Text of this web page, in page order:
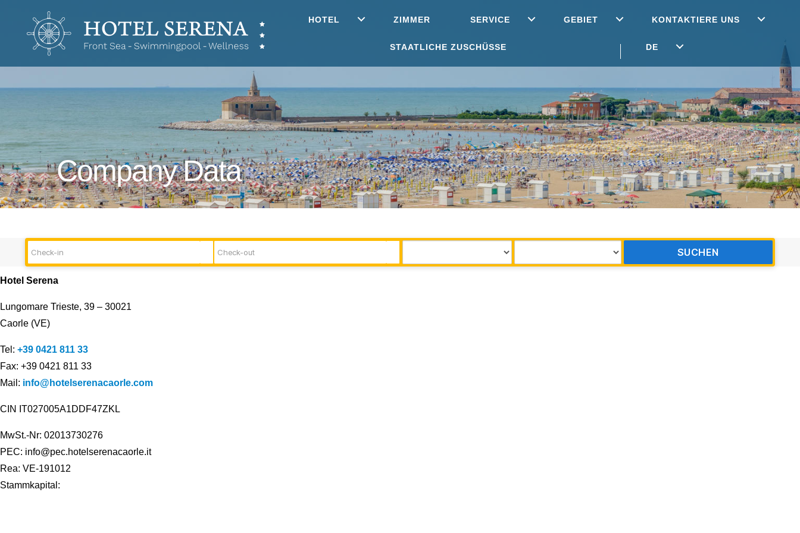
HOTEL ZIMMER SERVICE GEBIET KONTAKTIERE UNS
STAATLICHE ZUSCHÜSSE DE
Company Data
Hotel Serena
Lungomare Trieste, 39 – 30021
Caorle (VE)
Tel: +39 0421 811 33
Fax: +39 0421 811 33
Mail: info@hotelserenacaorle.com
CIN IT027005A1DDF47ZKL
MwSt.-Nr: 02013730276
PEC: info@pec.hotelserenacaorle.it
Rea: VE-191012
Stammkapital: